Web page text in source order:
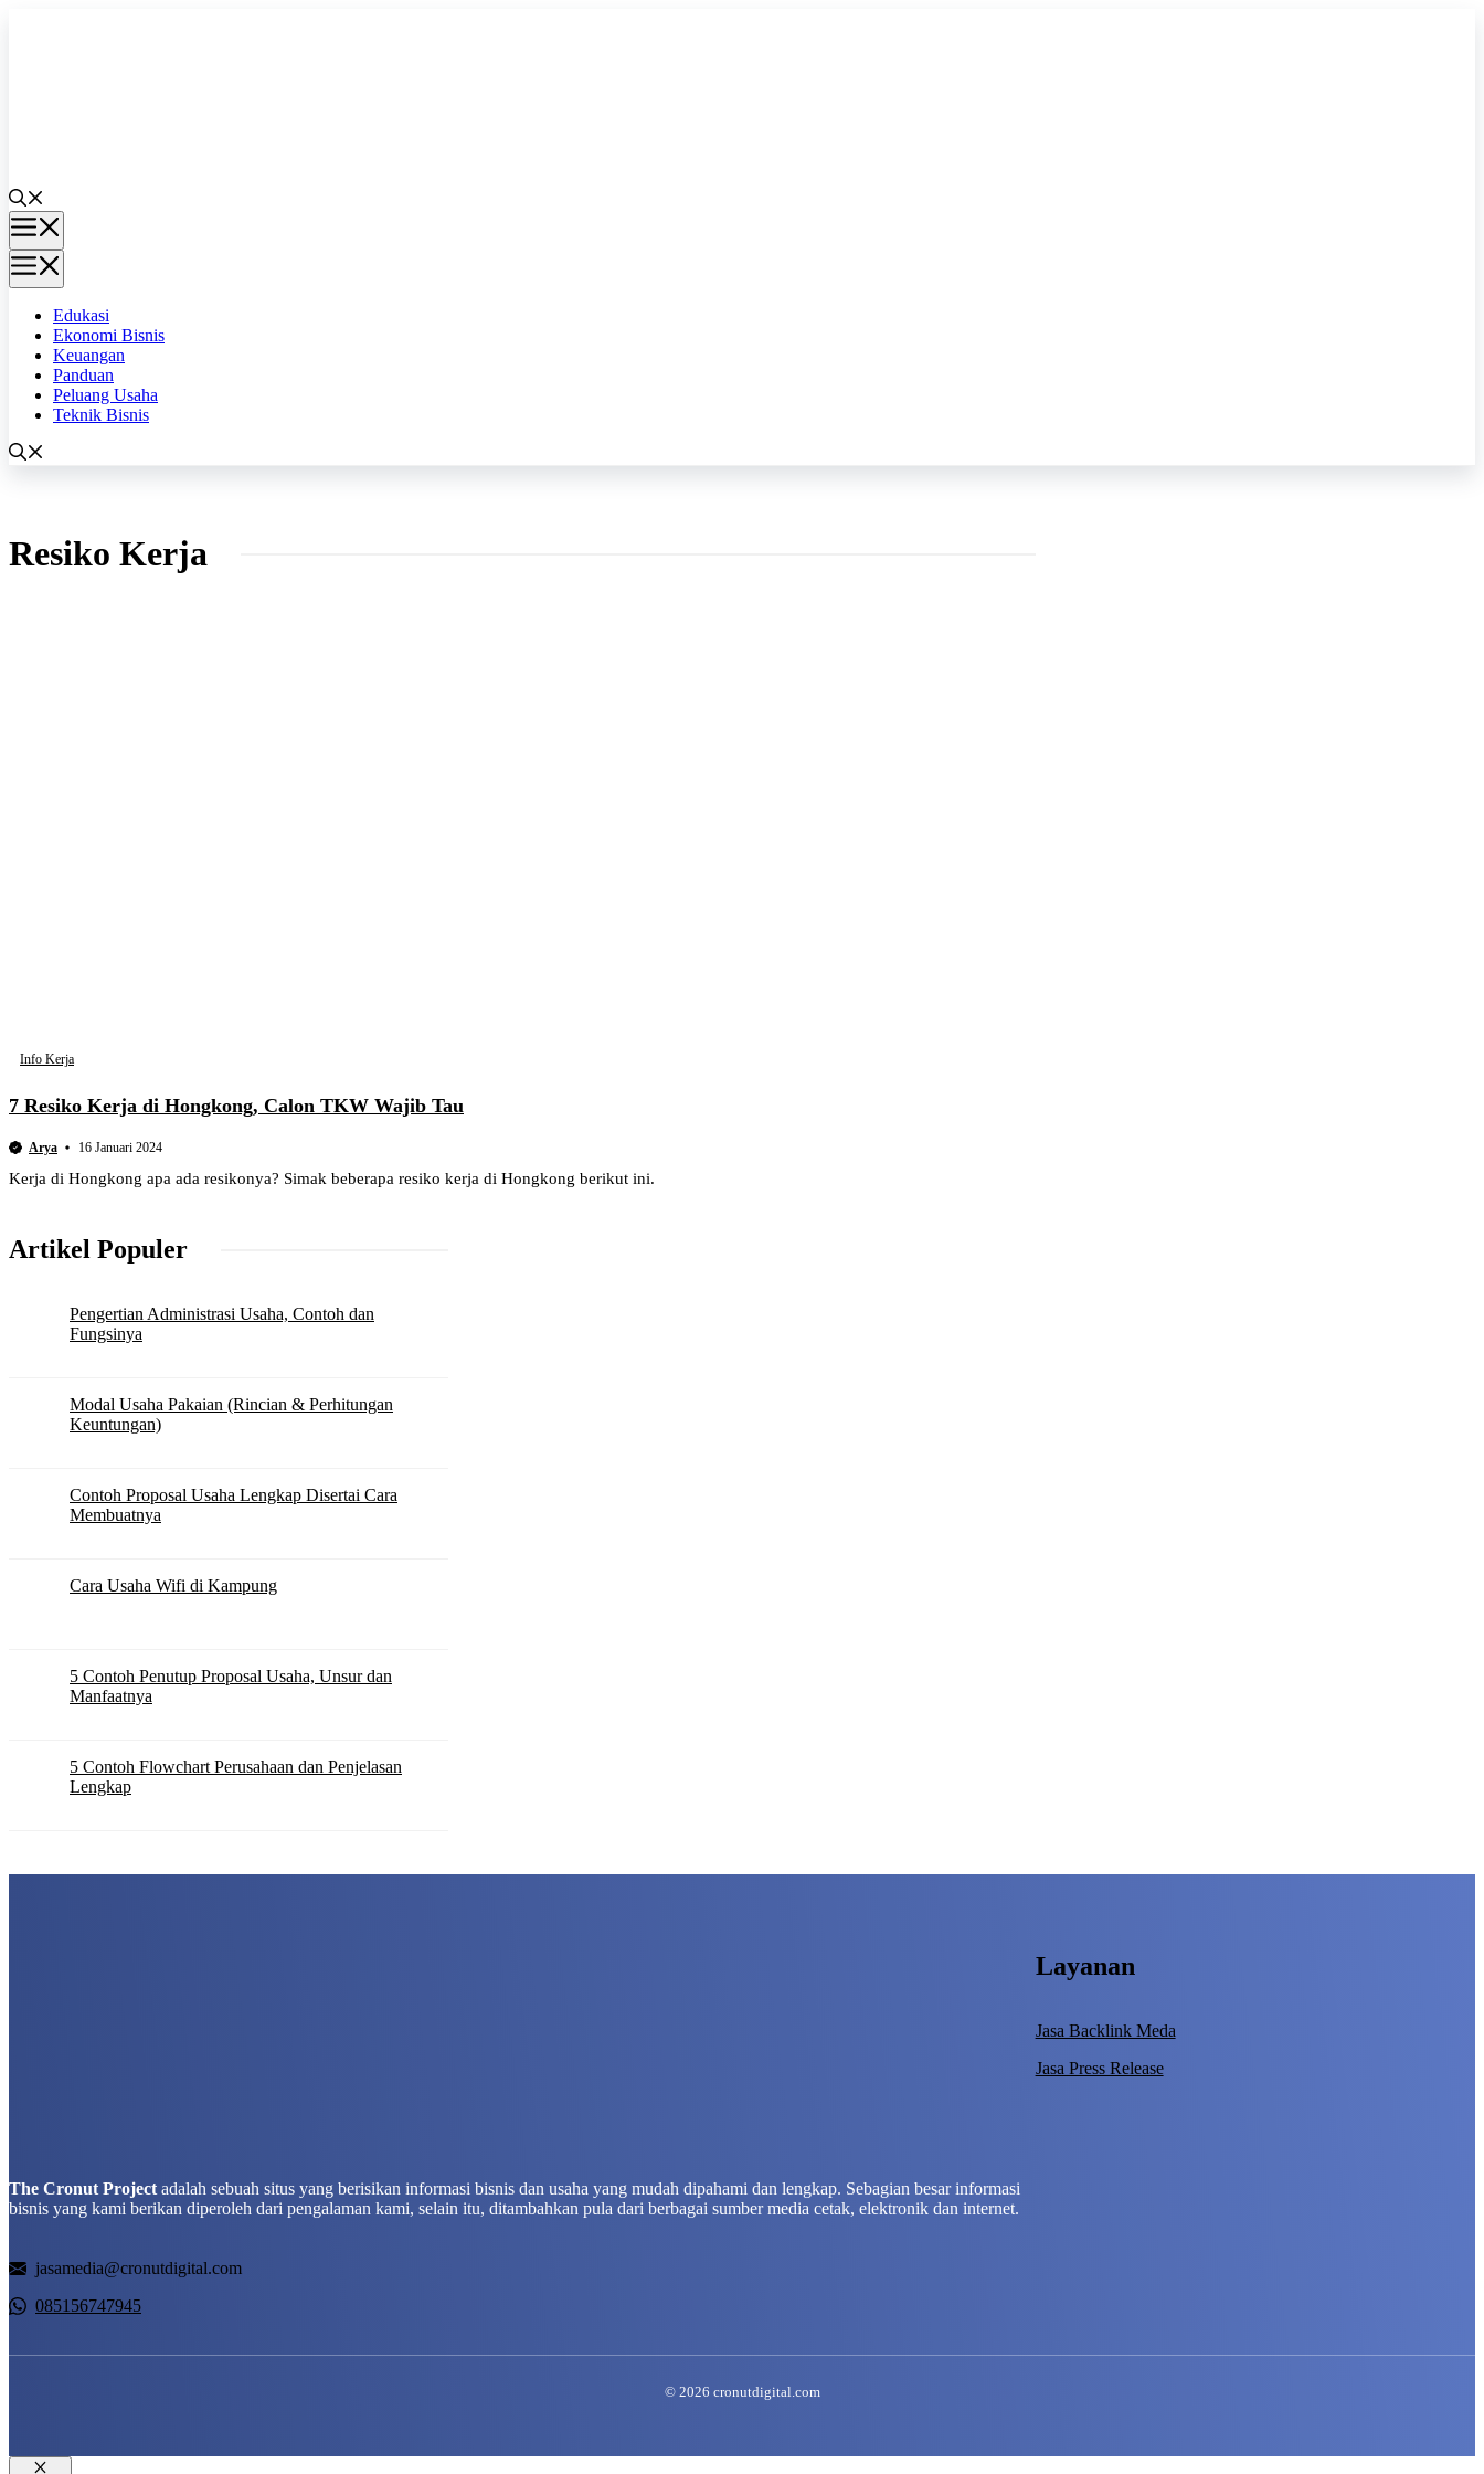
Edukasi
Ekonomi Bisnis
Keuangan
Panduan
Peluang Usaha
Teknik Bisnis
Resiko Kerja
Info Kerja
7 Resiko Kerja di Hongkong, Calon TKW Wajib Tau
Arya 16 Januari 2024
Kerja di Hongkong apa ada resikonya? Simak beberapa resiko kerja di Hongkong berikut ini.
Artikel Populer
Pengertian Administrasi Usaha, Contoh dan
Fungsinya
Modal Usaha Pakaian (Rincian & Perhitungan
Keuntungan)
Contoh Proposal Usaha Lengkap Disertai Cara
Membuatnya
Cara Usaha Wifi di Kampung
5 Contoh Penutup Proposal Usaha, Unsur dan
Manfaatnya
5 Contoh Flowchart Perusahaan dan Penjelasan
Lengkap
The Cronut Project adalah sebuah situs yang berisikan informasi bisnis dan usaha yang mudah dipahami dan lengkap. Sebagian besar informasi
bisnis yang kami berikan diperoleh dari pengalaman kami, selain itu, ditambahkan pula dari berbagai sumber media cetak, elektronik dan internet.
jasamedia@cronutdigital.com
085156747945
Layanan
Jasa Backlink Meda
Jasa Press Release
© 2026 cronutdigital.com